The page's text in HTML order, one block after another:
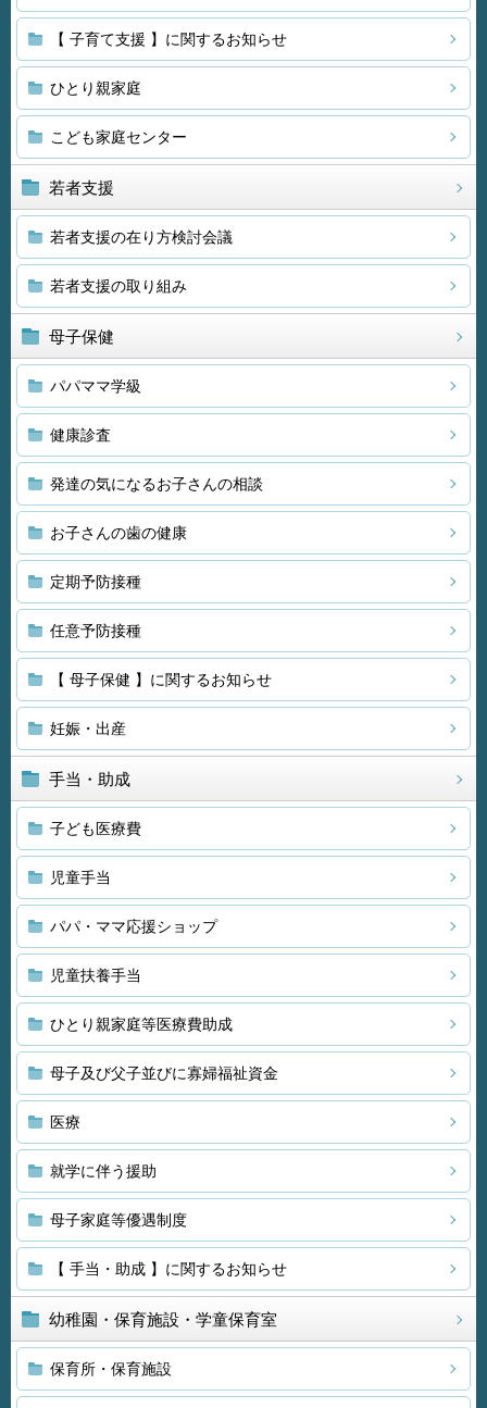
【 子育て支援 】に関するお知らせ
ひとり親家庭
こども家庭センター
若者支援
若者支援の在り方検討会議
若者支援の取り組み
母子保健
パパママ学級
健康診査
発達の気になるお子さんの相談
お子さんの歯の健康
定期予防接種
任意予防接種
【 母子保健 】に関するお知らせ
妊娠・出産
手当・助成
子ども医療費
児童手当
パパ・ママ応援ショップ
児童扶養手当
ひとり親家庭等医療費助成
母子及び父子並びに寡婦福祉資金
医療
就学に伴う援助
母子家庭等優遇制度
【 手当・助成 】に関するお知らせ
幼稚園・保育施設・学童保育室
保育所・保育施設